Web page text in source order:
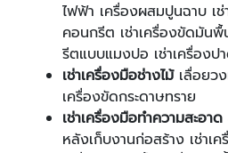
ไฟฟ้า เครื่องผสมปูนฉาบ เ
คอนกรีต เช่าเครื่องขัดมัน
รีตแบบแมงปอ เช่าเครื่องป
เช่าเครื่องมือช่างไม้เลื่อยว
เครื่องขัดกระดาษทราย
เช่าเครื่องมือทำความสะอาด
หลังเก็บงานก่อสร้าง เช่าเ